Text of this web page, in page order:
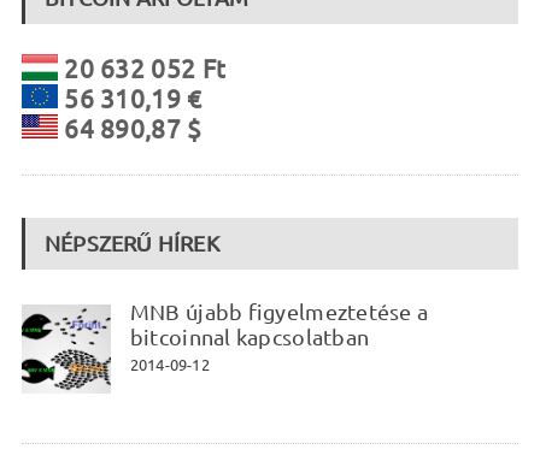
20 632 052 Ft
56 310,19 €
64 890,87 $
NÉPSZERŰ HÍREK
MNB újabb figyelmeztetése a
bitcoinnal kapcsolatban
2014-09-12